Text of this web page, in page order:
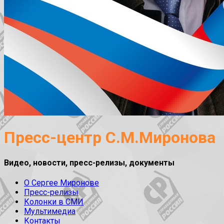
Пресс-центр С.М.Миронова
Видео, новости, пресс-релизы, документы
О Сергее Миронове
Пресс-релизы
Колонки в СМИ
Мультимедиа
Контакты